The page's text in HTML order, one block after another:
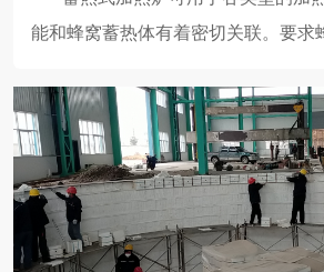
能和蜂窝蓄热体有着密切关联。要求